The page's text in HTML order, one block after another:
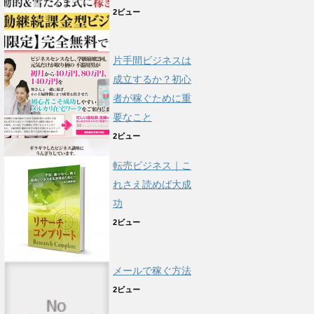
2ビュー
片手間ビジネスは
成立するか？初心
者が稼ぐために重
要なこと
2ビュー
転売ビジネス｜こ
れさえ読めば大成
功
2ビュー
メールで稼ぐ方法
2ビュー